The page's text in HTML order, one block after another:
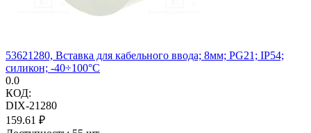
53621280, Вставка для кабельного ввода; 8мм; PG21; IP54;
силикон; -40÷100°C
0.0
КОД:
DIX-21280
159.61 ₽